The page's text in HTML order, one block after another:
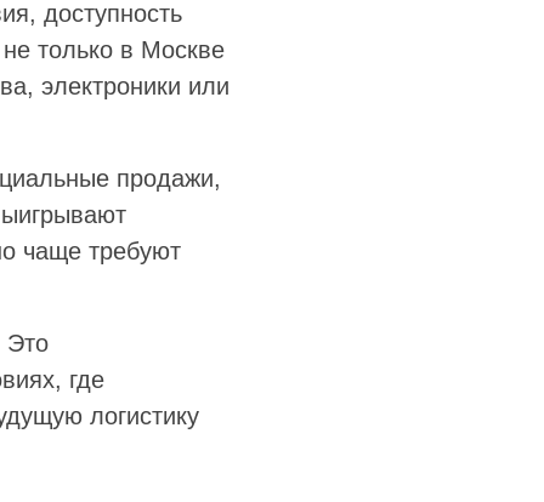
доступность
только в Москве
электроники или
продажи,
чаще требуют
Это
где
логистику